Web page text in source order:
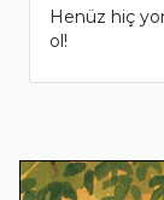
Henüz hiç
ol!